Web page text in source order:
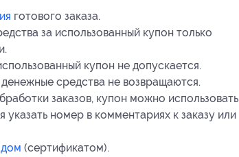
готового заказа.
за использованный купон только
купон не допускается.
средства не возвращаются.
заказов, купон можно использовать
номер в комментариях к заказу или
(сертификатом).